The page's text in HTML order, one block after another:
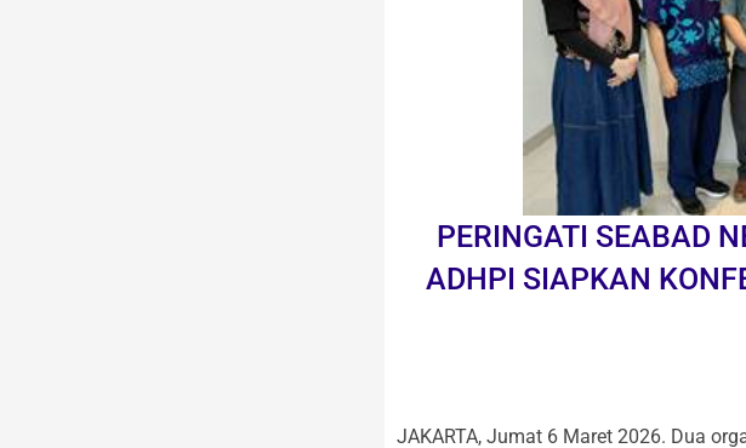
PERINGATI SEABAD
ADHPI SIAPKAN
JAKARTA, Jumat 6 Maret 2026. Dua